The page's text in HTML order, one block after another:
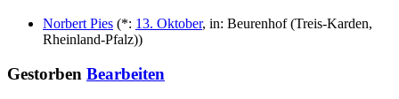
Norbert Pies (*: 13. Oktober, in: Beurenhof (Treis-Karden,
Rheinland-Pfalz))
Gestorben Bearbeiten